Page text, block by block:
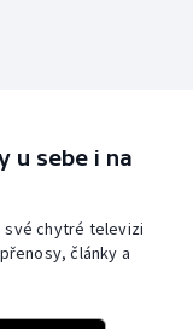
u sebe i na
své chytré televizi
články a